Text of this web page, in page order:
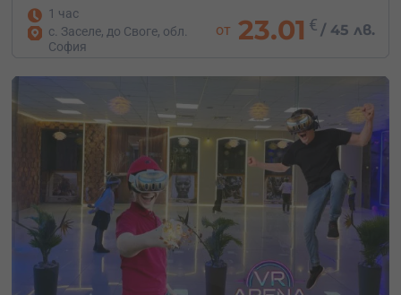
1 час
с. Заселе, до Своге, обл.
София
от 23.01 € /45 лв.